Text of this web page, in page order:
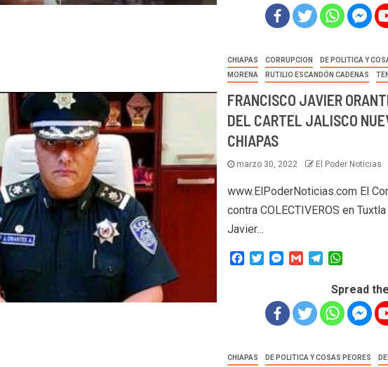
CHIAPAS CORRUPCION DE POLITICA Y
MORENA
RUTILIO ESCANDÓN CADENAS
FRANCISCO JAVIER
DEL CARTEL JALISCO
CHIAPAS
marzo 30, 2022 El Poder Noticias
www.ElPoderNoticias.com El
contra COLECTIVEROS en
Javier…
Facebook
TwitterMessenger
GmailTelegram
Spread
CHIAPAS DE POLITICA Y COSAS PEORES